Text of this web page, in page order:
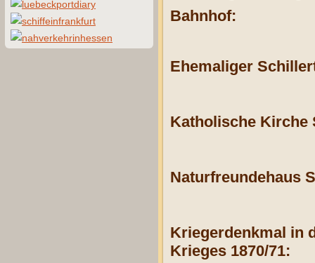
Bahnhof:
Ehemaliger
Katholische Kirche
Naturfreundehaus
Kriegerdenkmal in
Krieges 1870/71: